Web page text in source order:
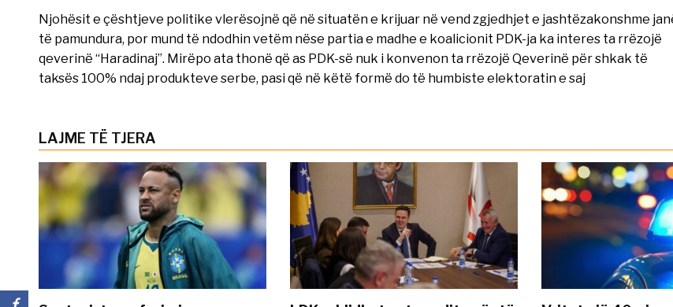
Njohësit e çështjeve politike vlerësojnë që në situatën e krijuar në vend zgjedhjet e jashtëzakonshme
të pamundura, por mund të ndodhin vetëm nëse partia e madhe e koalicionit PDK-ja ka interes ta rrëzojë
qeverinë “Haradinaj”. Mirëpo ata thonë që as PDK-së nuk i konvenon ta rrëzojë Qeverinë për shkak të
taksës 100% ndaj produkteve serbe, pasi që në këtë formë do të humbiste elektoratin e saj
LAJME TË TJERA